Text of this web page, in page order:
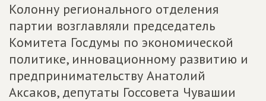
Колонну регионального отделения
партии возглавляли председатель
Комитета Госдумы по экономической
политике, инновационному развитию и
предпринимательству Анатолий
Аксаков, депутаты Госсовета Чувашии